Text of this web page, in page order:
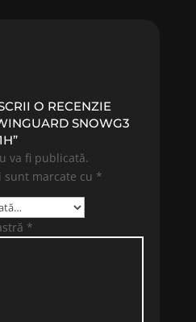
O RECENZIE
SNOWG3
va fi publicată.
marcate cu *
*